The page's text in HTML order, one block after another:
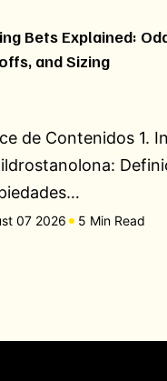
Bets Explained:
and Sizing
de Contenidos 1.
07 2026 5 Min Read